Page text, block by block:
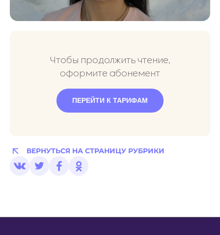
Чтобы продолжить чтение,
оформите абонемент
ПЕРЕЙТИ К ТАРИФАМ
ВЕРНУТЬСЯ НА СТРАНИЦУ РУБРИКИ